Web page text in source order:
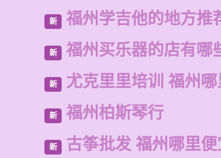
新 福州学吉他的地方推
新 福州买乐器的店有哪
新 尤克里里培训 福州
新 福州柏斯琴行
新 古筝批发 福州哪里